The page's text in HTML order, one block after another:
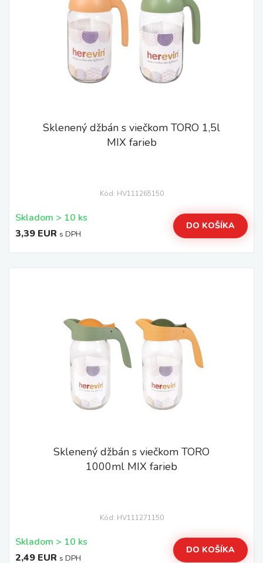
Sklenený džbán s viečkom TORO 1,5l
MIX farieb
Kód: HV111265150
Skladom > 10 ks
3,39 EUR s DPH
DO KOŠÍKA
Sklenený džbán s viečkom TORO
1000ml MIX farieb
Kód: HV111271150
Skladom > 10 ks
2,49 EUR s DPH
DO KOŠÍKA